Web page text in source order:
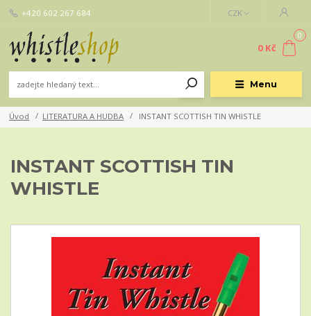
Menu
CZK
+420 602 267 684
0
0 Kč
Úvod LITERATURA A HUDBA INSTANT SCOTTISH TIN WHISTLE
INSTANT SCOTTISH TIN
WHISTLE